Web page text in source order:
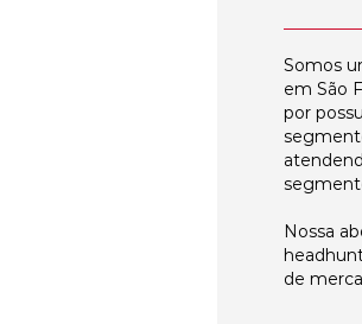
Somos
em São
por
Nossa
de